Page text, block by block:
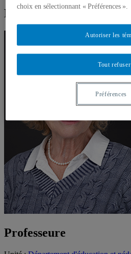
Professeure
Professeure
choix en sélectionnant « Préférences ».
Tout refuser
Autoriser les
Préférences